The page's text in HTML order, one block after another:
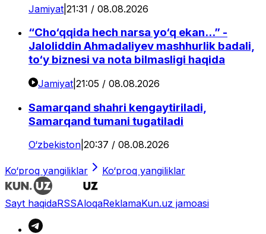
Jamiyat 21:31 / 08.08.2026
“Cho‘qqida hech narsa yo‘q ekan...” -
Jaloliddin Ahmadaliyev mashhurlik badali,
to‘y biznesi va nota bilmasligi haqida
Jamiyat 21:05 / 08.08.2026
Samarqand shahri kengaytiriladi,
Samarqand tumani tugatiladi
O‘zbekiston 20:37 / 08.08.2026
Ko‘proq yangiliklar Ko‘proq yangiliklar
Sayt haqidaRSSAloqaReklamaKun.uz jamoasi